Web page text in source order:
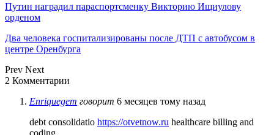
Путин наградил параспортсменку Викторию Ищиулову
орденом
Два человека госпитализированы после ДТП с автобусом в
центре Оренбурга
Prev Next
2 Комментарии
Enriquegem говорит 6 месяцев тому назад
debt consolidatio https://otvetnow.ru healthcare billing and
coding